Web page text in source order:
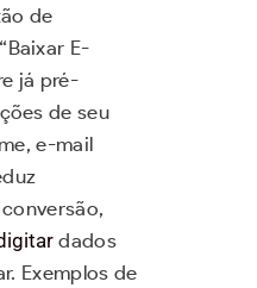
de
E-
já pré-
de seu
e-mail
dados
Exemplos de